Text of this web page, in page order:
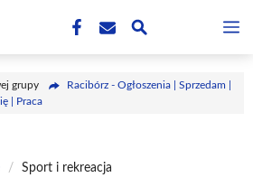
grupy
Racibórz - Ogłoszenia | Sprzedam |
| Praca
/ Sport i rekreacja